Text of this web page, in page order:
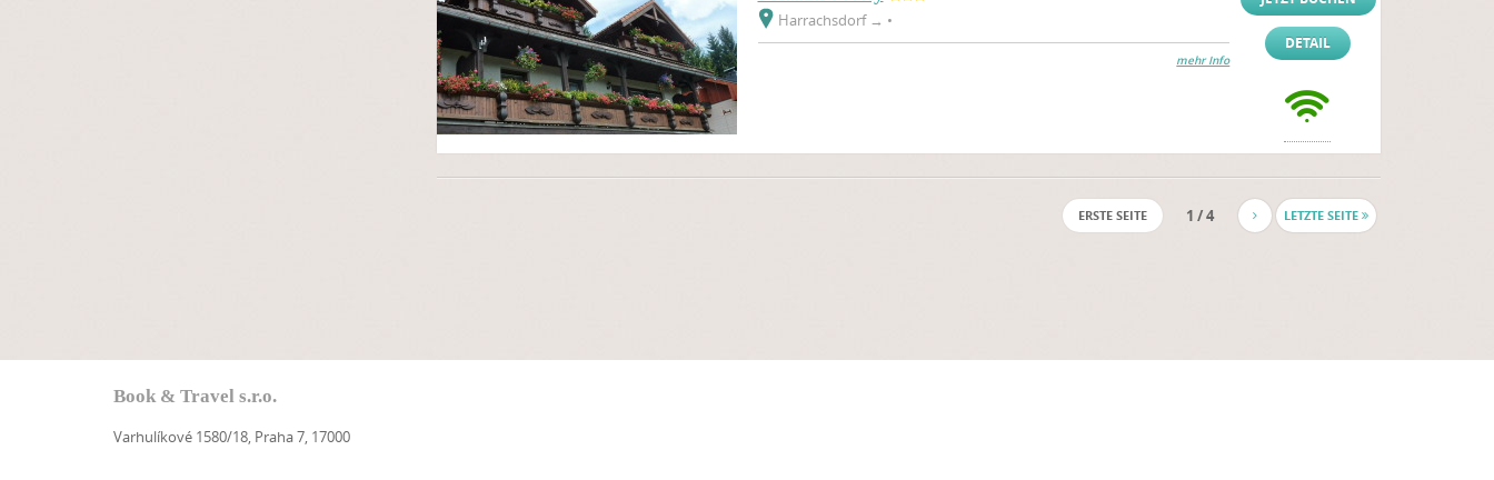
Harrachsdorf → •
mehr Info
DETAIL
ERSTE SEITE 1 / 4 LETZTE SEITE
Book & Travel s.r.o.
Varhulíkové 1580/18, Praha 7, 17000